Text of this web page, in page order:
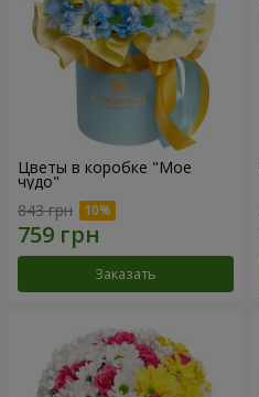
Цветы в коробке "Мое
чудо"
843 грн
Заказать